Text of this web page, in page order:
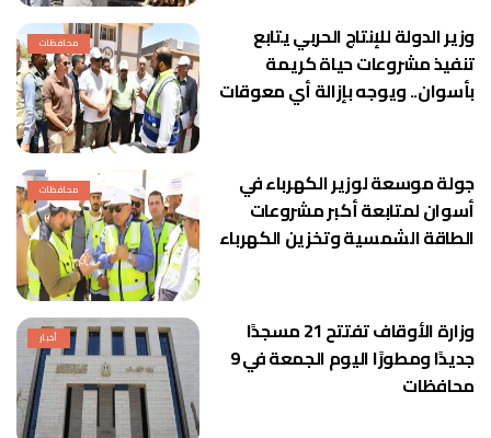
محافظات
وزير الدولة للإنتاج الحربي يتابع
تنفيذ مشروعات حياة كريمة
بأسوان.. ويوجه بإزالة أي معوقات
محافظات
جولة موسعة لوزير الكهرباء في
أسوان لمتابعة أكبر مشروعات
الطاقة الشمسية وتخزين الكهرباء
أخبار
وزارة الأوقاف تفتتح 21 مسجدًا
جديدًا ومطورًا اليوم الجمعة في 9
محافظات